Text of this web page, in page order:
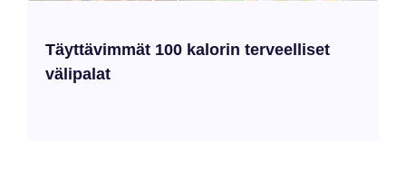
Täyttävimmät 100 kalorin terveelliset
välipalat